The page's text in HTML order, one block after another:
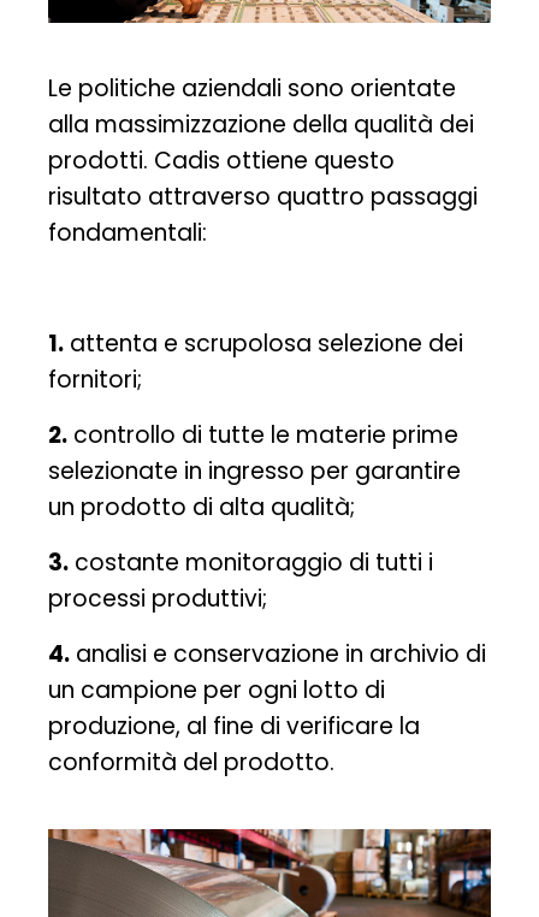
Le politiche aziendali sono orientate
alla massimizzazione della qualità dei
prodotti. Cadis ottiene questo
risultato attraverso quattro passaggi
fondamentali:
1. attenta e scrupolosa selezione dei
fornitori;
2. controllo di tutte le materie prime
selezionate in ingresso per garantire
un prodotto di alta qualità;
3. costante monitoraggio di tutti i
processi produttivi;
4. analisi e conservazione in archivio di
un campione per ogni lotto di
produzione, al fine di verificare la
conformità del prodotto.